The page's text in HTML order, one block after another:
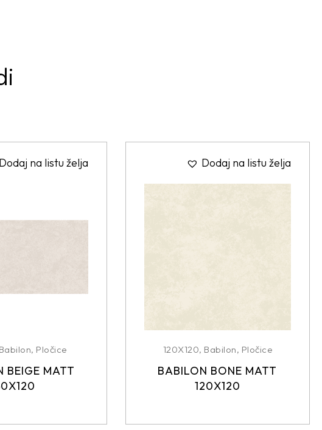
Dodaj na listu želja
Babilon, Pločice
BEIGE MATT
Dodaj na listu želja
120X120, Babilon, Pločice
BABILON BONE MATT
120X120